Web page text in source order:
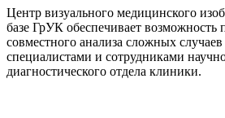
Центр визуального медицинского
базе ГрУК обеспечивает возможность
совместного анализа сложных
специалистами и сотрудниками
диагностического отдела клиники.